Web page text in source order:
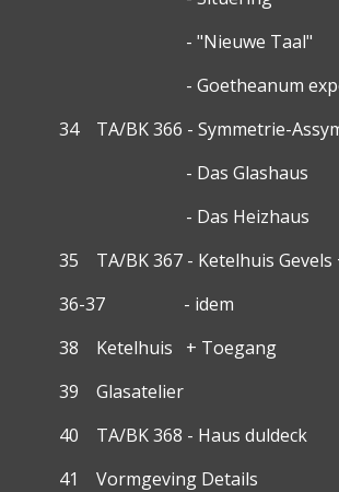
- "Nieuwe Taal"
- Goetheanum
34 TA/BK 366 - Symmetrie-
- Das Glashaus
- Das Heizhaus
35 TA/BK 367 - Ketelhuis Gevels
36-37 - idem
38 Ketelhuis + Toegang
39 Glasatelier
40 TA/BK 368 - Haus duldeck
41 Vormgeving Details